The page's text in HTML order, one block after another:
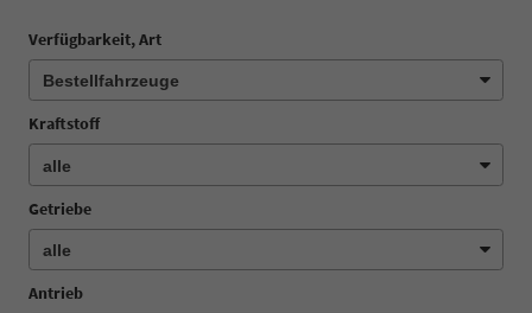
Verfügbarkeit, Art
Kraftstoff
Getriebe
Antrieb